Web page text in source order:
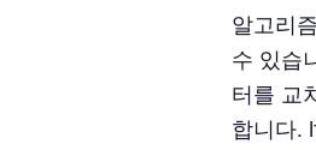
알고리
수 있습
터를 교
합니다.